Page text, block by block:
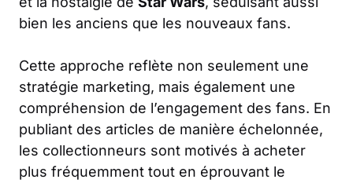
bien les anciens que les nouveaux fans.
Cette approche reflète non seulement une
stratégie marketing, mais également une
compréhension de l’engagement des fans. En
publiant des articles de manière échelonnée,
les collectionneurs sont motivés à acheter
plus fréquemment tout en éprouvant le